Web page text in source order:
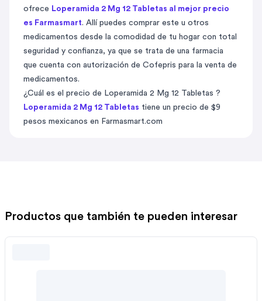
ofrece Loperamida 2 Mg 12 Tabletas al mejor precio
es Farmasmart. Allí puedes comprar este u otros
medicamentos desde la comodidad de tu hogar con total
seguridad y confianza, ya que se trata de una farmacia
que cuenta con autorización de Cofepris para la venta de
medicamentos.
¿Cuál es el precio de Loperamida 2 Mg 12 Tabletas ?
Loperamida 2 Mg 12 Tabletas tiene un precio de $9
pesos mexicanos en Farmasmart.com
Productos que también te pueden interesar